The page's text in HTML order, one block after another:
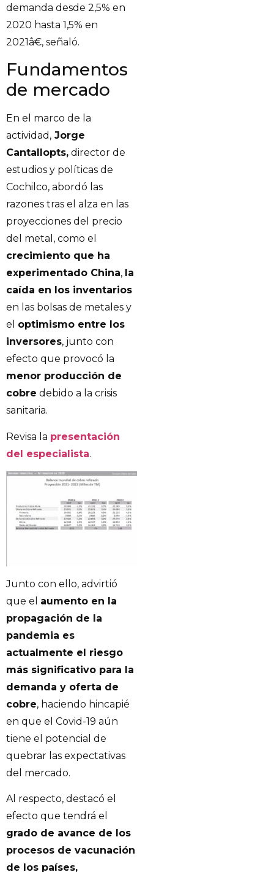
demanda desde 2,5% en
2020 hasta 1,5% en
2021â€, señaló.
Fundamentos
de mercado
En el marco de la
actividad, Jorge
Cantallopts, director de
estudios y políticas de
Cochilco, abordó las
razones tras el alza en las
proyecciones del precio
del metal, como el
crecimiento que ha
experimentado China, la
caída en los inventarios
en las bolsas de metales y
el optimismo entre los
inversores, junto con
efecto que provocó la
menor producción de
cobre debido a la crisis
sanitaria.
Revisa la presentación
del especialista.
Junto con ello, advirtió
que el aumento en la
propagación de la
pandemia es
actualmente el riesgo
más significativo para la
demanda y oferta de
cobre, haciendo hincapié
en que el Covid-19 aún
tiene el potencial de
quebrar las expectativas
del mercado.
Al respecto, destacó el
efecto que tendrá el
grado de avance de los
procesos de vacunación
de los países,